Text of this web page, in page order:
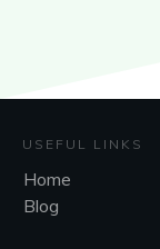
USEFUL LINKS
Home
Blog